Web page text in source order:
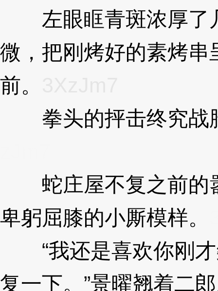
左眼眶青斑浓厚了
微，把刚烤好的素烤
前。
拳头的抨击终究战
蛇庄屋不复之前的
卑躬屈膝的小厮模样。
“我还是喜欢你刚才
复一下。”景曜翘着二